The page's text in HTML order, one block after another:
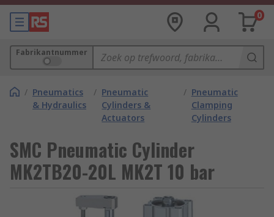
0
Fabrikantnummer
/ Pneumatics
& Hydraulics
/ Pneumatic
Cylinders &
Actuators
/ Pneumatic
Clamping
Cylinders
SMC Pneumatic Cylinder
MK2TB20-20L MK2T 10 bar